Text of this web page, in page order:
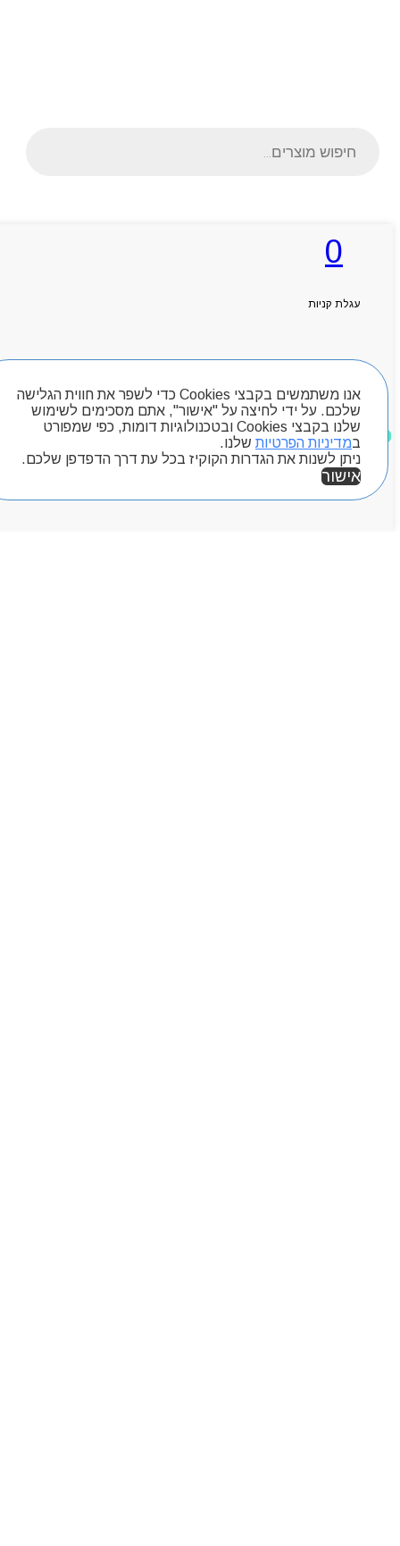
אנו משתמשים בקבצי Cookies כדי לשפר את חווית הגלישה
שלכם. על ידי לחיצה על "אישור", אתם מסכימים לשימוש
שלנו בקבצי Cookies ובטכנולוגיות דומות, כפי שמפורט
במדיניות הפרטיות שלנו.
ניתן לשנות את הגדרות הקוקיז בכל עת דרך הדפדפן שלכם.
אישור
0
עגלת קניות
חיפוש מוצרים
מוצרים שאהבתי
search
ראשי
אודותניו
יצירת קשר
Byou